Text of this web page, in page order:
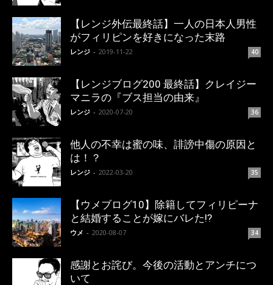
【レンジ外伝最終話】一人の日本人男性
がフィリピンを好きになった末路
レンジ - 2019-11-22 40
【レンジブログ200 最終話】クレイジー
マニラの『ブス担当の由来』
レンジ - 2020-07-20 36
他人の不幸は蜜の味、誹謗中傷の原因と
は！？
レンジ - 2022-03-20 35
【ウメブログ10】除籍してフィリピーナ
と結婚することが嫁にバレた!?
ウメ - 2020-08-07 34
感謝とお詫び。今後の活動とアンチにつ
いて